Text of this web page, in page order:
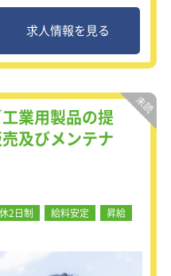
中途社員が多く、様々
ンドへの理解がありま
にアットホームで社員
く、風通しの良い環境
有給取得率も高くワー
スへの理解も浸透して
メーカーや工務店、ゼ
にわたり、古
いのあるお客様につい
を超えて対応する場合
の適性や希望を鑑み
か、販売員・販売営業
属となります。
勤がメインで営業車で
ます。
ていただければ、直行
。
ム制度を導入している
求人情報を見る
業用製品の提
及びメンテナ
2日制 給料安定
昇給